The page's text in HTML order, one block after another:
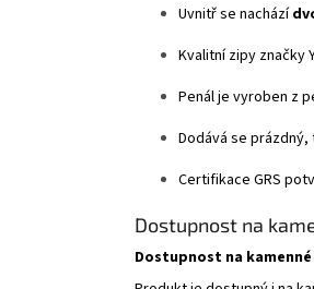
Uvnitř se nachází
Kvalitní zipy značky
Penál je vyroben z
Dodává se
Certifikace GRS
Dostupnost na
Dostupnost na